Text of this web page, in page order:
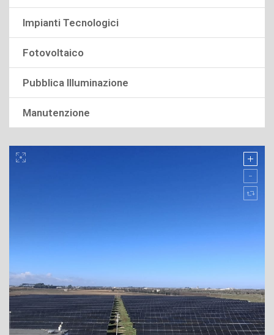
Impianti Tecnologici
Fotovoltaico
Pubblica Illuminazione
Manutenzione